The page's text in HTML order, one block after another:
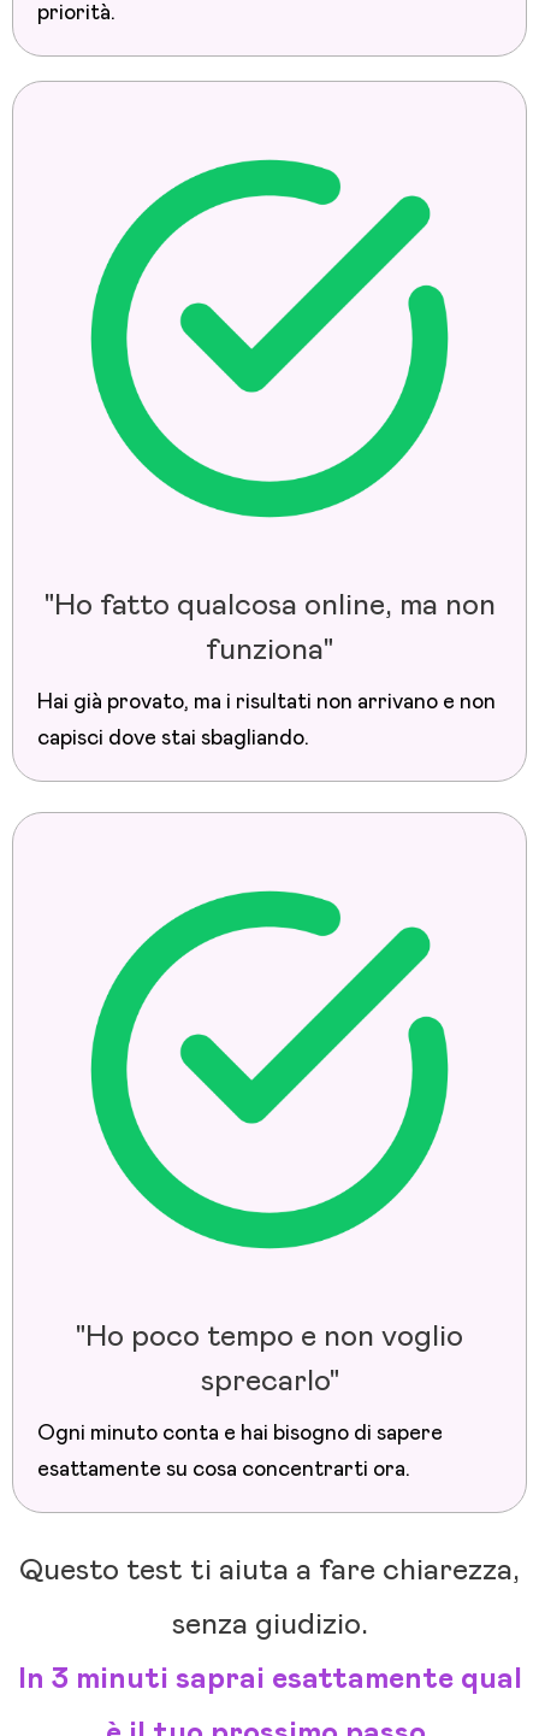
priorità.
"Ho fatto qualcosa online, ma non
funziona"
Hai già provato, ma i risultati non arrivano e non
capisci dove stai sbagliando.
"Ho poco tempo e non voglio
sprecarlo"
Ogni minuto conta e hai bisogno di sapere
esattamente su cosa concentrarti ora.
Questo test ti aiuta a fare chiarezza,
senza giudizio.
In 3 minuti saprai esattamente qual